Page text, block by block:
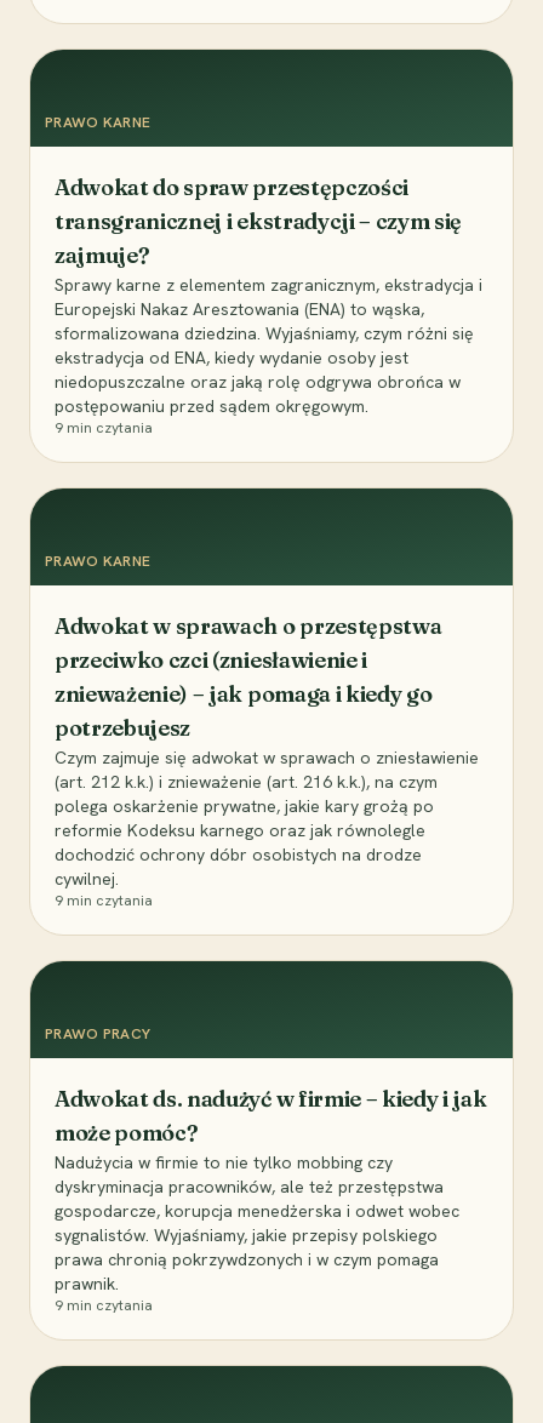
PRAWO KARNE
Adwokat do spraw przestępczości
transgranicznej i ekstradycji – czym się
zajmuje?
Sprawy karne z elementem zagranicznym, ekstradycja i
Europejski Nakaz Aresztowania (ENA) to wąska,
sformalizowana dziedzina. Wyjaśniamy, czym różni się
ekstradycja od ENA, kiedy wydanie osoby jest
niedopuszczalne oraz jaką rolę odgrywa obrońca w
postępowaniu przed sądem okręgowym.
9 min czytania
PRAWO KARNE
Adwokat w sprawach o przestępstwa
przeciwko czci (zniesławienie i
znieważenie) – jak pomaga i kiedy go
potrzebujesz
Czym zajmuje się adwokat w sprawach o zniesławienie
(art. 212 k.k.) i znieważenie (art. 216 k.k.), na czym
polega oskarżenie prywatne, jakie kary grożą po
reformie Kodeksu karnego oraz jak równolegle
dochodzić ochrony dóbr osobistych na drodze
cywilnej.
9 min czytania
PRAWO PRACY
Adwokat ds. nadużyć w firmie – kiedy i jak
może pomóc?
Nadużycia w firmie to nie tylko mobbing czy
dyskryminacja pracowników, ale też przestępstwa
gospodarcze, korupcja menedżerska i odwet wobec
sygnalistów. Wyjaśniamy, jakie przepisy polskiego
prawa chronią pokrzywdzonych i w czym pomaga
prawnik.
9 min czytania